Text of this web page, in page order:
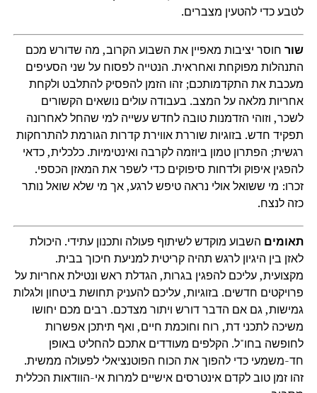
לטבע כדי להטעין מצברים.
שורחוסר יציבות מאפיין את השבוע הקרוב, מה שדורש מכם
התנהלות מפוקחת ואחראית. הנטייה לפסוח על שני הסעיפים
מעכבת את התקדמותכם; זהו הזמן להפסיק להתלבט ולקחת
אחריות מלאה על המצב. בעבודה עולים נושאים הקשורים
לשכר, וזוהי הזדמנות טובה לחדש עשייה למי שהחל לאחרונה
תפקיד חדש. בזוגיות שוררת אווירת קדרות הגורמת להתרחקות
רגשית; הפתרון טמון ביוזמה לקרבה ואינטימיות. כלכלית, כדאי
להפגין איפוק ולדחות סיפוקים כדי לשפר את המאזן הכספי.
זכרו: מי ששואל אולי נראה טיפש לרגע, אך מי שלא שואל נותר
כזה לנצח.
תאומים השבוע מוקדש לשיתוף פעולה ותכנון עתידי. היכולת
לאזן בין היגיון לרגש תהיה קריטית למניעת חיכוך בבית.
מקצועית, עליכם להפגין בגרות, הגדלת ראש ונטילת אחריות על
פרויקטים חדשים. בזוגיות, עליכם להעניק תחושת ביטחון ולגלות
גמישות, גם אם הדבר דורש ויתור מצדכם. רבים מכם יחושו
משיכה לתכני דת, רוח וחוכמת חיים, ואף תיתכן אפשרות
לחופשה בחו"ל. הקלפים מעודדים אתכם להחליט באופן
חד-משמעי כדי להפוך את הכוח הפוטנציאלי לפעולה ממשית.
זהו זמן טוב לקדם אינטרסים אישיים למרות אי-הוודאות הכללית